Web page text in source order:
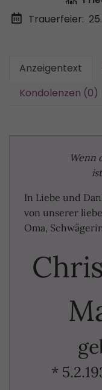
Trauerfeier:
Anzeigentext
Kondolenzen (0)
Wenn
In Liebe und
von unserer
Oma,
*